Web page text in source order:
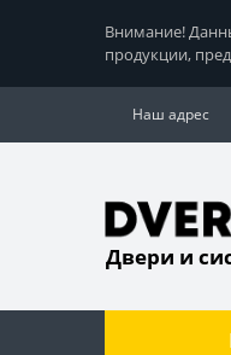
Внимание!
продукции,
Наш адрес
Двери и